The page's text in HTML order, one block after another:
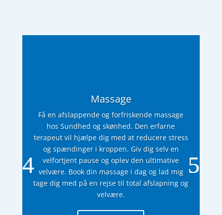
Massage
Få en afslappende og forfriskende massage
hos Sundhed og skønhed. Den erfarne
terapeut vil hjælpe dig med at reducere stress
og spændinger i kroppen. Giv dig selv en
velfortjent pause og oplev den ultimative
velvære. Book din massage i dag og lad mig
tage dig med på en rejse til total afslapning og
velvære.